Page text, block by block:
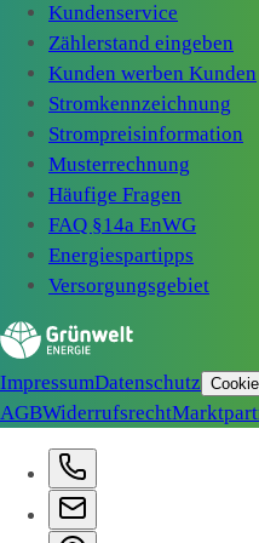
Kundenservice
Zählerstand eingeben
Kunden werben Kunden
Stromkennzeichnung
Strompreisinformation
Musterrechnung
Häufige Fragen
FAQ §14a EnWG
Energiespartipps
Versorgungsgebiet
ImpressumDatenschutz
AGBWiderrufsrecht